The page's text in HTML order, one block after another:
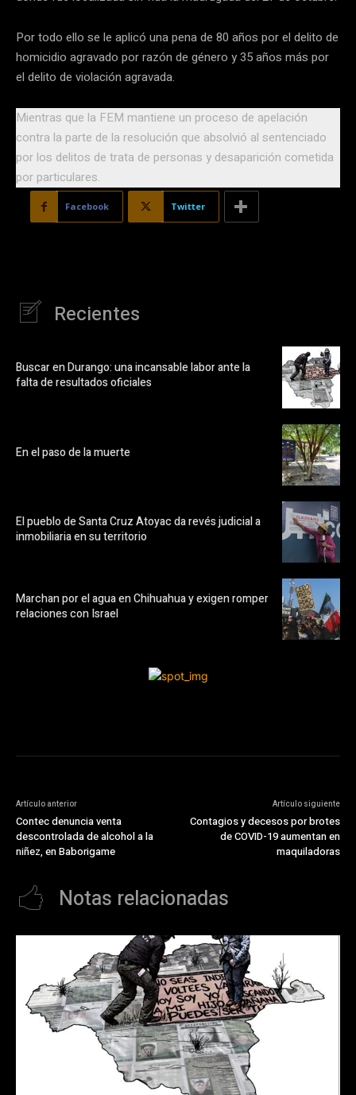
Por todo ello se le aplicó una pena de 80 años por el delito de
homicidio agravado por razón de género y 35 años más por
el delito de violación agravada.
Mientras que la FEM mantiene un proceso de apelación
contra la parte de la resolución que absolvió al sentenciado
por los delitos de trata de personas y desaparición cometida
por particulares.
Facebook Twitter
Recientes
Buscar en Durango: una incansable labor ante la
falta de resultados oficiales
En el paso de la muerte
El pueblo de Santa Cruz Atoyac da revés judicial a
inmobiliaria en su territorio
Marchan por el agua en Chihuahua y exigen romper
relaciones con Israel
Artículo anterior
Contec denuncia venta
descontrolada de alcohol a la
niñez, en Baborigame
Artículo siguiente
Contagios y decesos por brotes
de COVID-19 aumentan en
maquiladoras
Notas relacionadas